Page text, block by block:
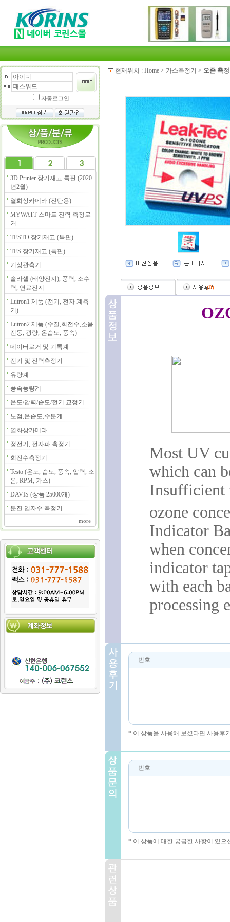
자동로그인
3D Printer 장기재고 특판 (2020
년2월)
열화상카메라 (진단용)
MYWATT 스마트 전력 측정로
거
TESTO 장기재고 (특판)
TES 장기재고 (특판)
기상관측기
솔라셀 (태양전지), 풍력, 소수
력, 연료전지
Lutron1 제품 (전기, 전자 계측
기)
Lutron2 제품 (수질,회전수,소음
진동, 광량, 온습도, 풍속)
데이터로거 및 기록계
전기 및 전력측정기
유량계
풍속풍량계
온도/압력/습도/전기 교정기
노점,온습도,수분계
열화상카메라
정전기, 전자파 측정기
회전수측정기
Testo (온도, 습도, 풍속, 압력, 소
음, RPM, 가스)
DAVIS (상품 25000개)
분진 입자수 측정기
more
현재위치 : Home > 가스측정기 > 오존 측
(0)
Most UV
which can
Insufficient
ozone
Indicator
when
indicator
with each
processing
번호
* 이 상품을 사용해 보셨다면 사용후
번호
* 이 상품에 대한 궁금한 사항이 있